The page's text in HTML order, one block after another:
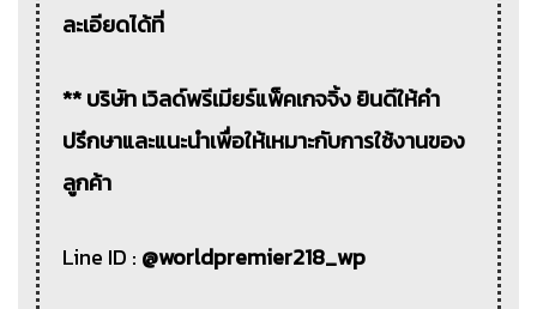
ละเอียดได้ที่
** บริษัท เวิลด์พรีเมียร์แพ็คเกจจิ้ง ยินดีให้คำ
ปรึกษาและแนะนำเพื่อให้เหมาะกับการใช้งานของ
ลูกค้า
Line ID : @worldpremier218_wp